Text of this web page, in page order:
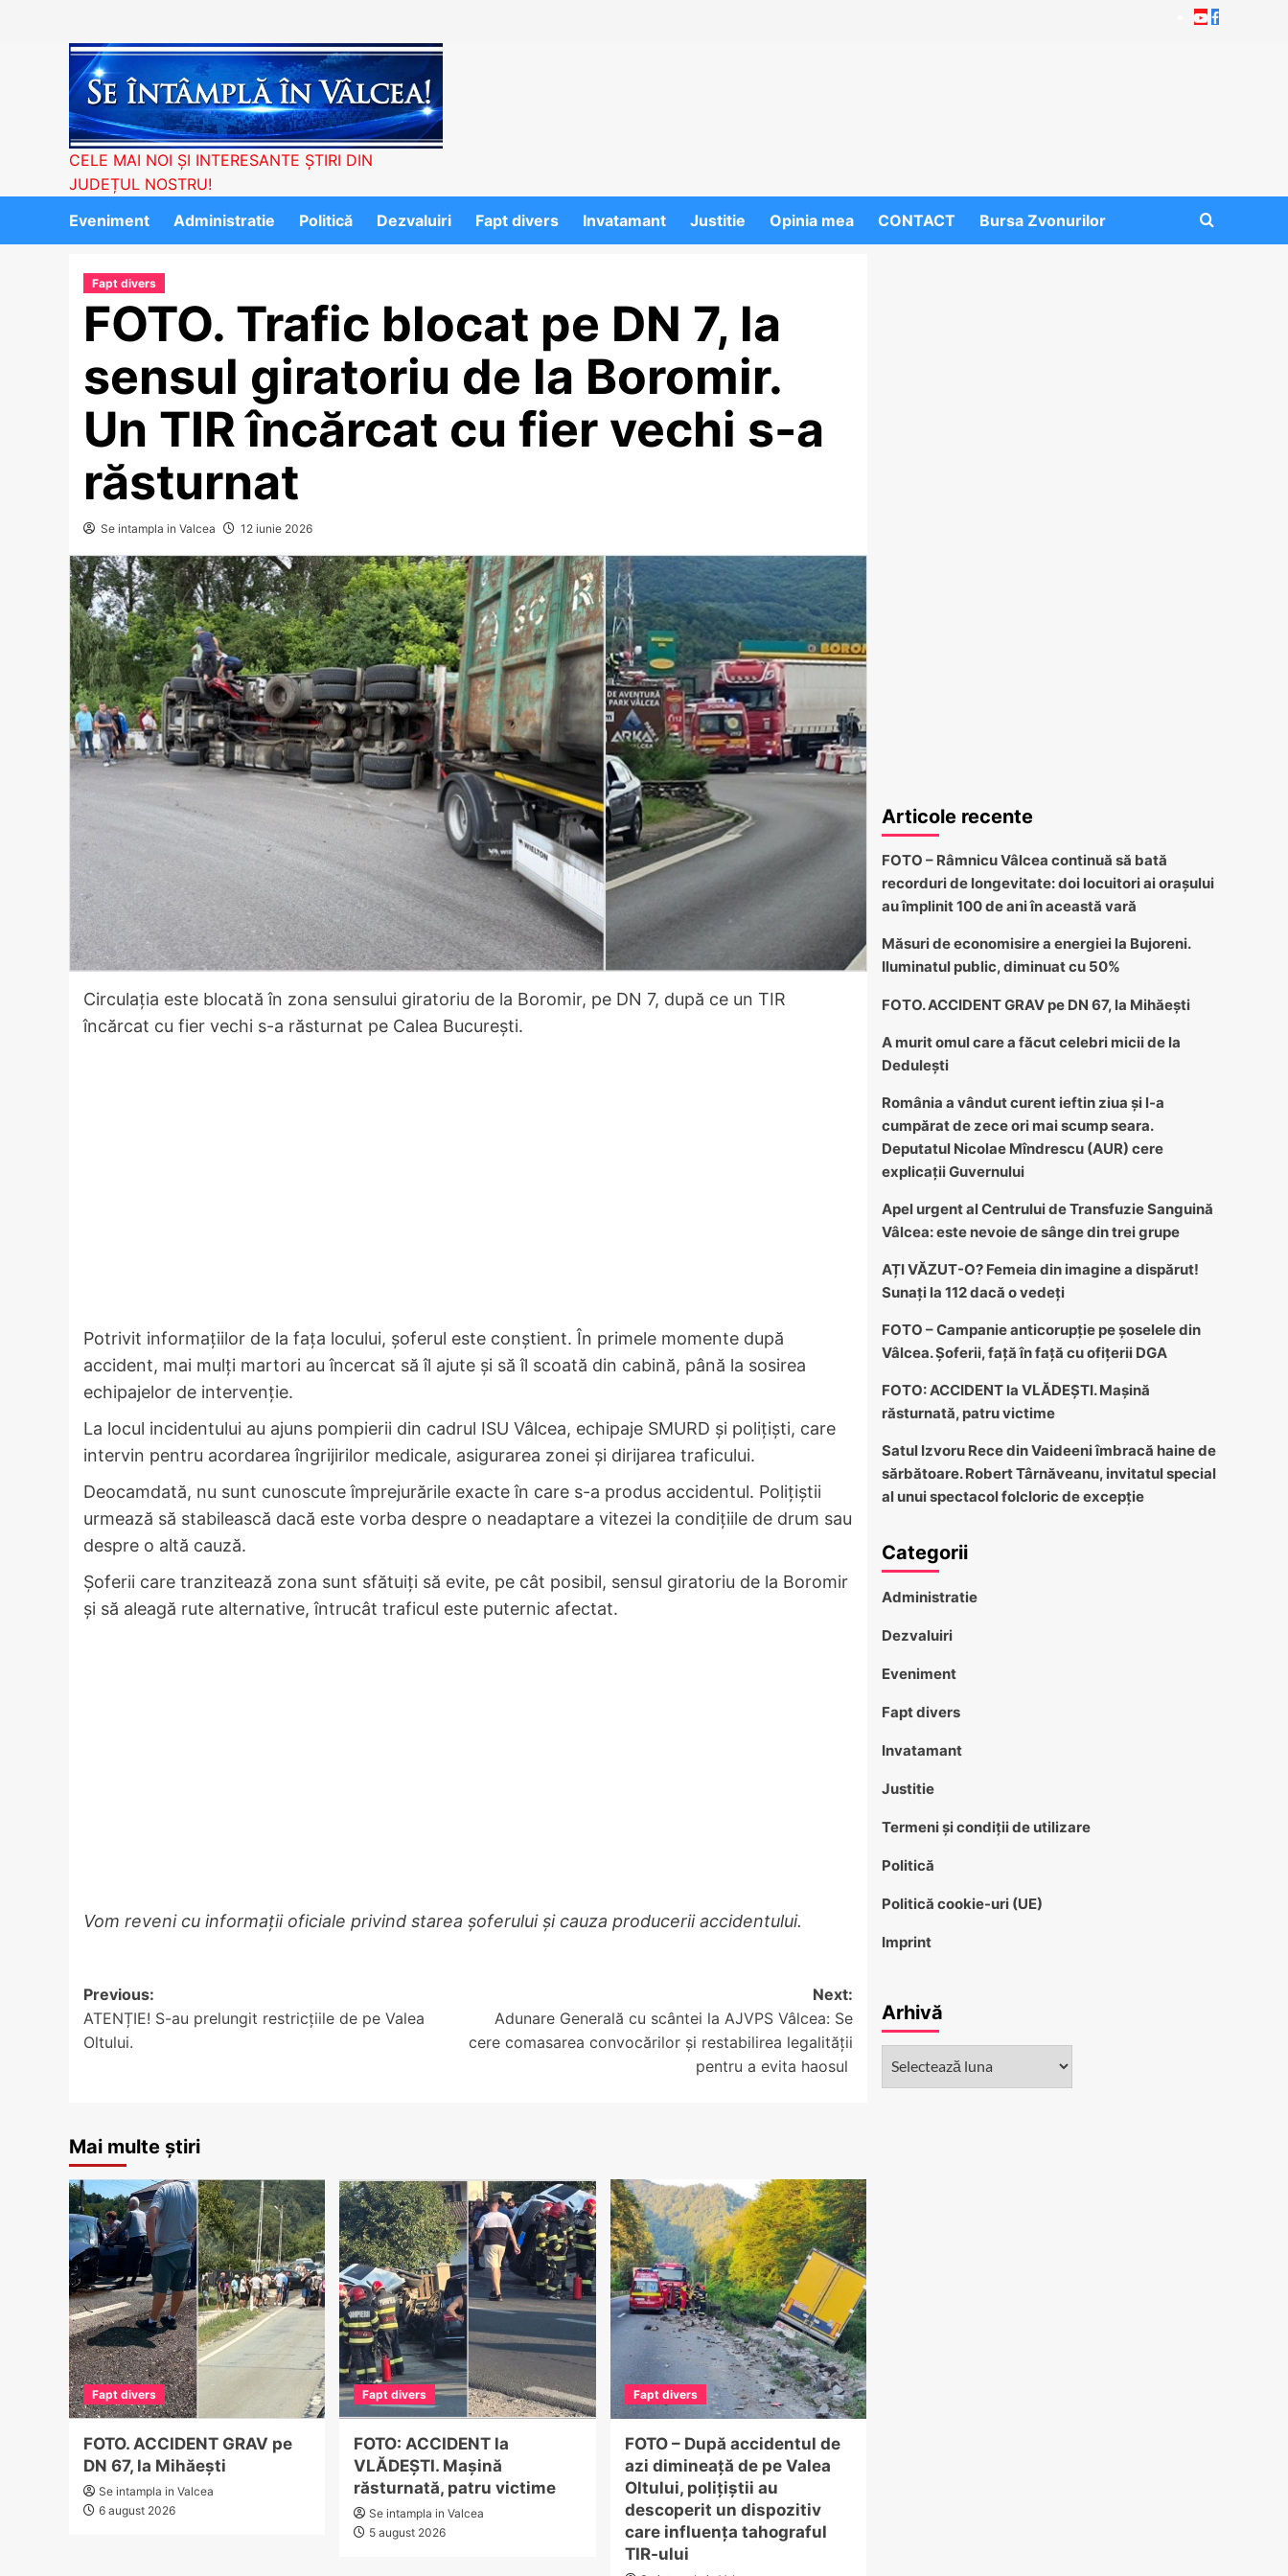
Youtube
Facebook
CELE MAI NOI ȘI INTERESANTE ȘTIRI DIN
JUDEȚUL NOSTRU!
Eveniment
Administratie Politică Dezvaluiri Fapt divers Invatamant Justitie Opinia mea CONTACT Bursa Zvonurilor
Fapt divers
FOTO. Trafic blocat pe DN 7, la
sensul giratoriu de la Boromir.
Un TIR încărcat cu fier vechi s-a
răsturnat
Se intampla in Valcea 12 iunie 2026
Circulația este blocată în zona sensului giratoriu de la Boromir, pe DN 7, după ce un TIR
încărcat cu fier vechi s-a răsturnat pe Calea București.
Potrivit informațiilor de la fața locului, șoferul este conștient. În primele momente după
accident, mai mulți martori au încercat să îl ajute și să îl scoată din cabină, până la sosirea
echipajelor de intervenție.
La locul incidentului au ajuns pompierii din cadrul ISU Vâlcea, echipaje SMURD și polițiști, care
intervin pentru acordarea îngrijirilor medicale, asigurarea zonei și dirijarea traficului.
Deocamdată, nu sunt cunoscute împrejurările exacte în care s-a produs accidentul. Polițiștii
urmează să stabilească dacă este vorba despre o neadaptare a vitezei la condițiile de drum sau
despre o altă cauză.
Șoferii care tranzitează zona sunt sfătuiți să evite, pe cât posibil, sensul giratoriu de la Boromir
și să aleagă rute alternative, întrucât traficul este puternic afectat.
Vom reveni cu informații oficiale privind starea șoferului și cauza producerii accidentului.
Post
navigation
Previous:
ATENȚIE! S-au prelungit restricțiile de pe Valea
Oltului.
Next:
Adunare Generală cu scântei la AJVPS Vâlcea: Se
cere comasarea convocărilor și restabilirea legalității
pentru a evita haosul
Mai multe știri
Fapt divers
FOTO. ACCIDENT GRAV pe
DN 67, la Mihăești
Se intampla in Valcea
6 august 2026
Fapt divers
FOTO: ACCIDENT la
VLĂDEȘTI. Mașină
răsturnată, patru victime
Se intampla in Valcea
5 august 2026
Fapt divers
FOTO – După accidentul de
azi dimineață de pe Valea
Oltului, polițiștii au
descoperit un dispozitiv
care influența tahograful
TIR-ului
Articole recente
FOTO – Râmnicu Vâlcea continuă să bată
recorduri de longevitate: doi locuitori ai orașului
au împlinit 100 de ani în această vară
Măsuri de economisire a energiei la Bujoreni.
Iluminatul public, diminuat cu 50%
FOTO. ACCIDENT GRAV pe DN 67, la Mihăești
A murit omul care a făcut celebri micii de la
Dedulești
România a vândut curent ieftin ziua și l-a
cumpărat de zece ori mai scump seara.
Deputatul Nicolae Mîndrescu (AUR) cere
explicații Guvernului
Apel urgent al Centrului de Transfuzie Sanguină
Vâlcea: este nevoie de sânge din trei grupe
AȚI VĂZUT-O? Femeia din imagine a dispărut!
Sunați la 112 dacă o vedeți
FOTO – Campanie anticorupție pe șoselele din
Vâlcea. Șoferii, față în față cu ofițerii DGA
FOTO: ACCIDENT la VLĂDEȘTI. Mașină
răsturnată, patru victime
Satul Izvoru Rece din Vaideeni îmbracă haine de
sărbătoare. Robert Târnăveanu, invitatul special
al unui spectacol folcloric de excepție
Categorii
Administratie
Dezvaluiri
Eveniment
Fapt divers
Invatamant
Justitie
Termeni și condiții de utilizare
Politică
Politică cookie-uri (UE)
Imprint
Arhivă